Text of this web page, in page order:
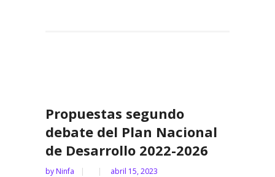
Propuestas segundo
debate del Plan Nacional
de Desarrollo 2022-2026
by Ninfa abril 15, 2023